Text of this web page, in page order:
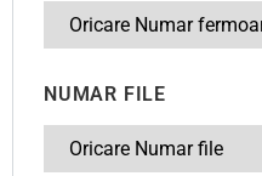
NUMAR FILE